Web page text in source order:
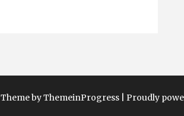
Theme by ThemeinProgress Proudly